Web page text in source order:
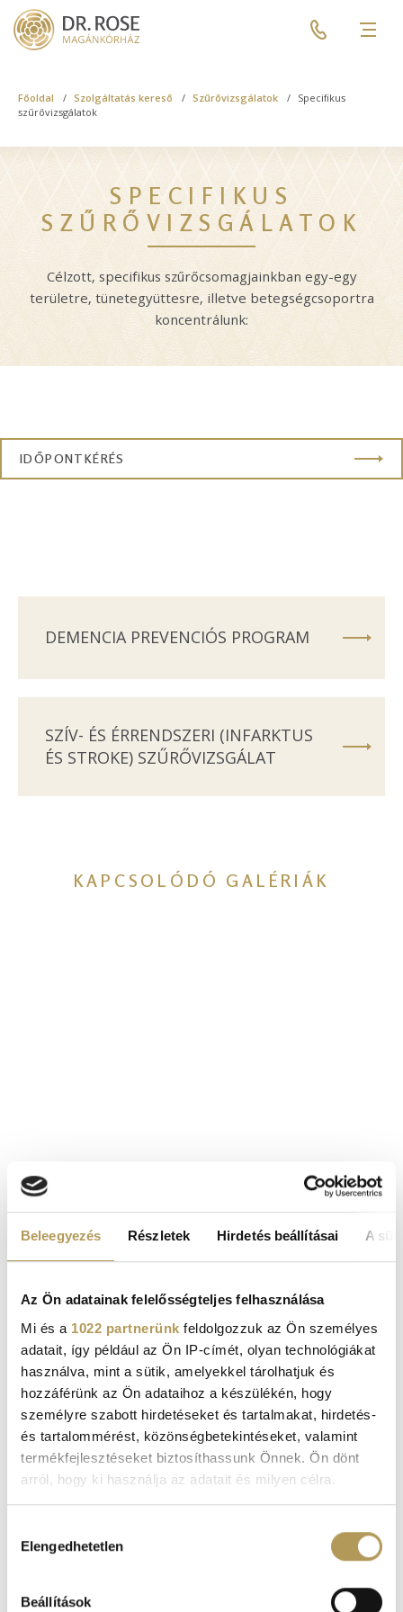
Beleegyezés Részletek Hirdetés beállításai A
Az Ön adatainak felelősségteljes felhasználása
Mi és a 1022 partnerünk feldolgozzuk az Ön személyes
adatait, így például az Ön IP-címét, olyan technológiákat
használva, mint a sütik, amelyekkel tárolhatjuk és
hozzáférünk az Ön adataihoz a készülékén, hogy
személyre szabott hirdetéseket és tartalmakat, hirdetés-
és tartalommérést, közönségbetekintéseket, valamint
termékfejlesztéseket biztosíthassunk Önnek. Ön dönt
arról, hogy ki használja az adatait és milyen célra.
Információgyűjtés az Ön földrajzi
Az Ön készülékén beazonosítása annak konkrét
kiválasztása
Elengedhetetlen
Beállítások
Skip
main
Pre
header
Breadcrumb
Főoldal Szolgáltatás kereső Szűrővizsgálatok
Specifikus
szűrővizsgálatok
SPECIFIKUS
SZŰRŐVIZSGÁLATOK
Célzott, specifikus szűrőcsomagjainkban egy-egy
területre, tünetegyüttesre, illetve betegségcsoportra
koncentrálunk:
IDŐPONTKÉRÉS
DEMENCIA PREVENCIÓS PROGRAM
SZÍV- ÉS ÉRRENDSZERI (INFARKTUS
ÉS STROKE) SZŰRŐVIZSGÁLAT
KAPCSOLÓDÓ GALÉRIÁK
NEUROLÓGIA
A demencia és a Demencia Prevenciós
Program